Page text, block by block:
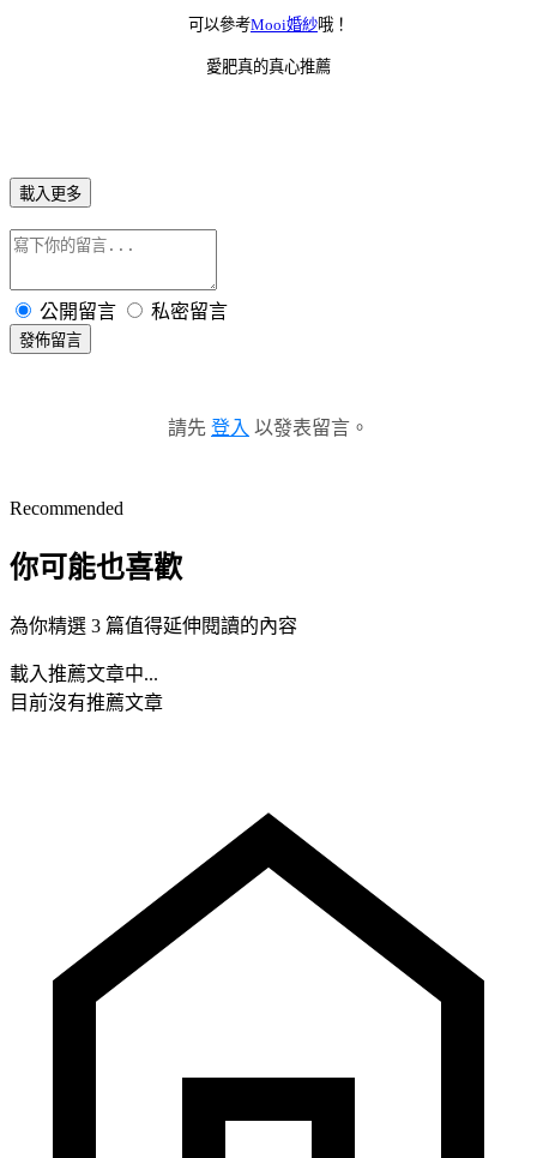
可以參考Mooi婚紗哦！
愛肥真的真心推薦
載入更多
公開留言 私密留言
發佈留言
請先 登入 以發表留言。
Recommended
你可能也喜歡
為你精選 3 篇值得延伸閱讀的內容
載入推薦文章中...
目前沒有推薦文章